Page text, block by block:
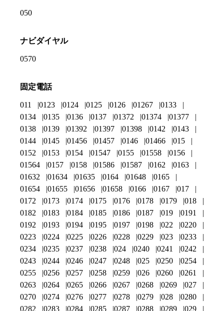
050
ナビダイヤル
0570
固定電話
011 0123 0124 0125 0126 01267
0133
0134
0135 0136 0137 01372 01374
01377
0138
0139 01392 01397 01398 0142
0143
0144
0145 01456 01457 0146 01466
015
0152
0153 0154 01547 0155 01558
0156
01564
0157 0158 01586 01587 0162
0163
01632
01634 01635 0164 01648
0165
01654
01655 01656 01658 0166 0167
017
0172
0173 0174 0175 0176 0178 0179
018
0182
0183 0184 0185 0186 0187 019
0191
0192
0193 0194 0195 0197 0198 022
0220
0223
0224 0225 0226 0228 0229 023
0233
0234
0235 0237 0238 024 0240 0241
0242
0243
0244 0246 0247 0248 025 0250
0254
0255
0256 0257 0258 0259 026 0260
0261
0263
0264 0265 0266 0267 0268 0269
027
0270
0274 0276 0277 0278 0279 028
0280
0282
0283 0284 0285 0287 0288 0289 029